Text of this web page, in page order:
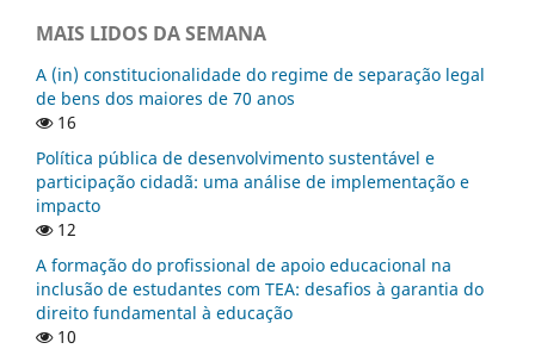
MAIS LIDOS DA SEMANA
A (in) constitucionalidade do regime de separação legal
de bens dos maiores de 70 anos
16
Política pública de desenvolvimento sustentável e
participação cidadã: uma análise de implementação e
impacto
12
A formação do profissional de apoio educacional na
inclusão de estudantes com TEA: desafios à garantia do
direito fundamental à educação
10